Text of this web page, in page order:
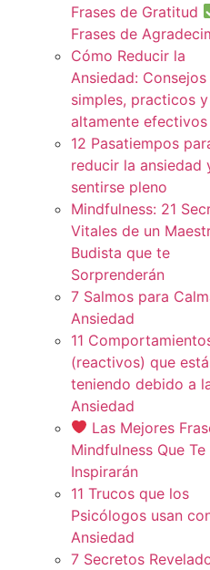
Frases de Gratitud
Frases de
Cómo Reducir la
Ansiedad: Consejos
simples, practicos y
altamente efectivos
12 Pasatiempos
reducir la ansiedad
sentirse pleno
Mindfulness: 21
Vitales de un
Budista que te
Sorprenderán
7 Salmos para
Ansiedad
11
(reactivos) que
teniendo debido a
Ansiedad
Las Mejores
Mindfulness Que Te
Inspirarán
11 Trucos que los
Psicólogos usan
Ansiedad
7 Secretos